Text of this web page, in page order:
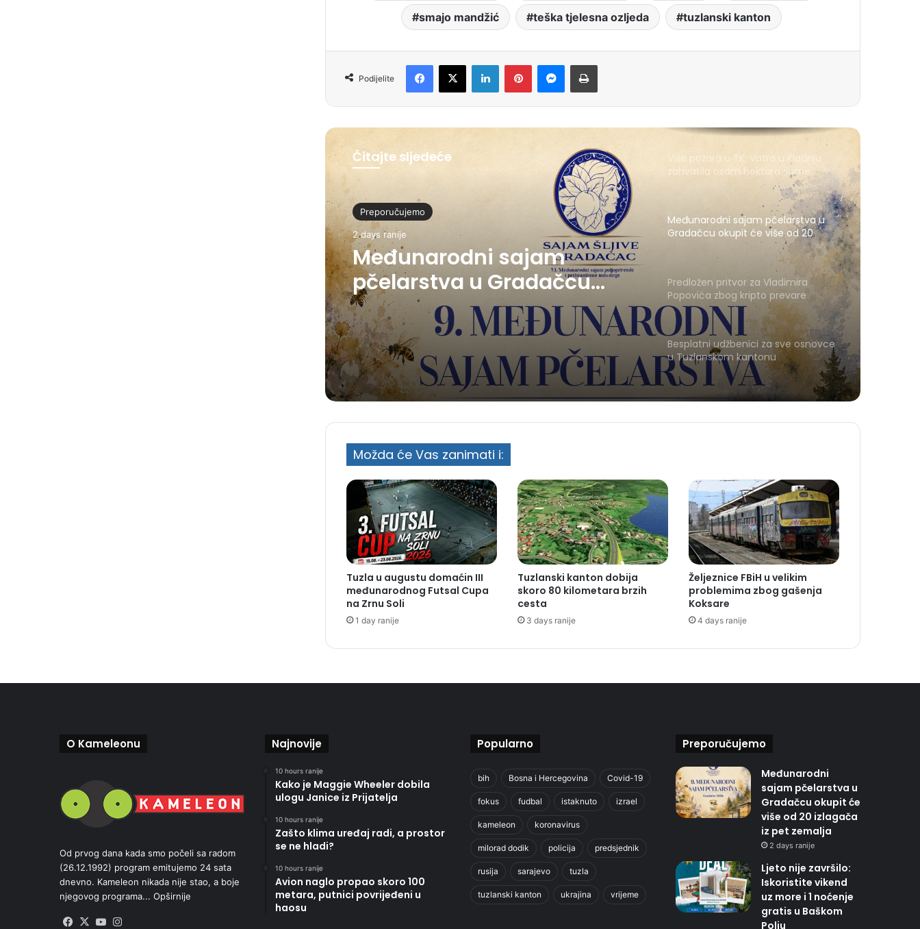
smajo mandžić teška tjelesna ozljeda tuzlanski kanton
Podijelite
Čitajte sljedeće
Preporučujemo
2 days ranije
Međunarodni sajam
pčelarstva u Gradačcu
okupit će više od 20
izlagača iz pet zemalja
Više požara u TK: Vatra u Kladnju
zahvatila osam hektara šume
Međunarodni sajam pčelarstva u
Gradačcu okupit će više od 20
izlagača iz pet zemalja
Predložen pritvor za Vladimira
Popovića zbog kripto prevare
Besplatni udžbenici za sve osnovce
u Tuzlanskom kantonu
Možda će Vas zanimati i:
Tuzla u augustu domaćin III
međunarodnog Futsal Cupa
na Zrnu Soli
1 day ranije
Tuzlanski kanton dobija
skoro 80 kilometara brzih
cesta
3 days ranije
Željeznice FBiH u velikim
problemima zbog gašenja
Koksare
4 days ranije
O Kameleonu
Od prvog dana kada smo počeli sa radom
(26.12.1992) program emitujemo 24 sata
dnevno. Kameleon nikada nije stao, a boje
njegovog programa... Opširnije
Facebook
X YouTube
Najnovije
10 hours ranije
Kako je Maggie Wheeler dobila
ulogu Janice iz Prijatelja
10 hours ranije
Zašto klima uređaj radi, a prostor
se ne hladi?
10 hours ranije
Avion naglo propao skoro 100
metara, putnici povrijeđeni u
haosu
Popularno
bih Bosna i Hercegovina Covid-19
fokus fudbal istaknuto izrael
kameleon koronavirus
milorad dodik policija predsjednik
rusija sarajevo tuzla
tuzlanski kanton ukrajina vrijeme
Preporučujemo
Međunarodni
sajam pčelarstva u
Gradačcu okupit će
više od 20 izlagača
iz pet zemalja
2 days ranije
Ljeto nije završilo:
Iskoristite vikend
uz more i 1 noćenje
gratis u Baškom
Polju